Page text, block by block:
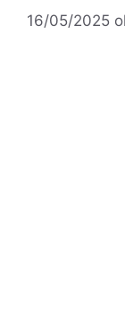
16/05/2025